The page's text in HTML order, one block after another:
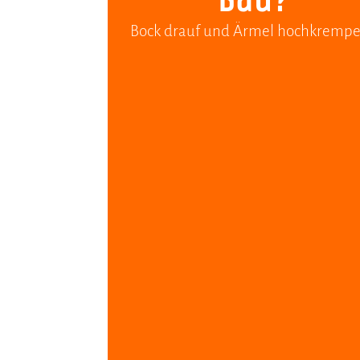
Bock drauf und Ärmel